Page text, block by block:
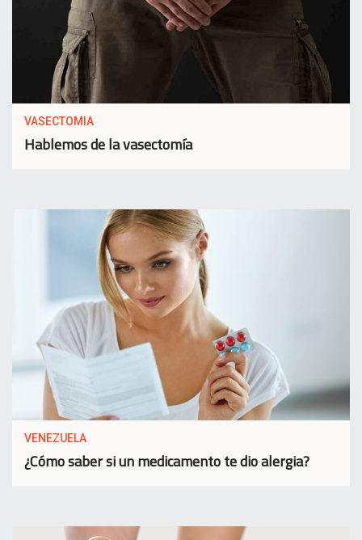
VASECTOMIA
Hablemos de la vasectomía
VENEZUELA
¿Cómo saber si un medicamento te dio alergia?